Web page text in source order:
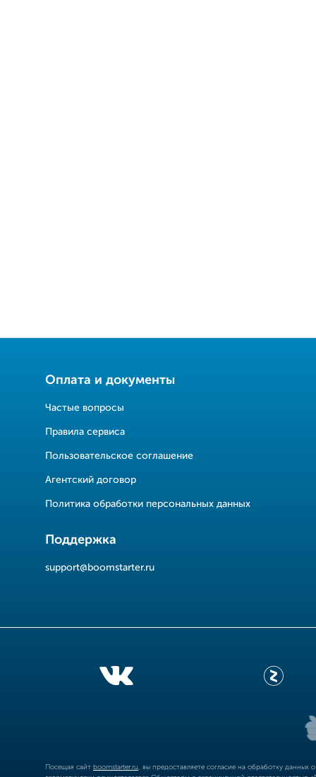
Оплата и документы
Частые вопросы
Правила сервиса
Пользовательское соглашение
Агентский договор
Политика обработки персональных данных
Поддержка
support@boomstarter.ru
Посещая сайт boomstarter.ru , вы предоставляете согласие на обработку